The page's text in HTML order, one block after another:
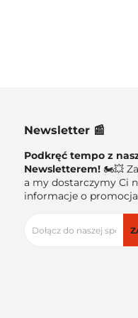
Newsletter 📰
Podkręć tempo z
Newsletterem!🏍️💥
a my dostarczymy Ci
informacje o